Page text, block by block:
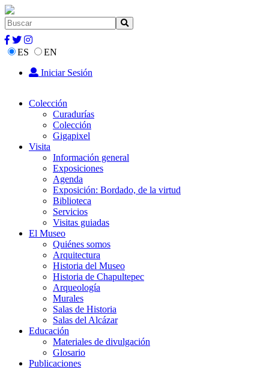
ES
EN
Iniciar Sesión
Colección
Curadurías
Colección
Gigapixel
Visita
Información general
Exposiciones
Agenda
Exposición: Bordado, de la virtud
Biblioteca
Servicios
Visitas guiadas
El Museo
Quiénes somos
Arquitectura
Historia del Museo
Historia de Chapultepec
Arqueología
Murales
Salas de Historia
Salas del Alcázar
Educación
Materiales de divulgación
Glosario
Publicaciones